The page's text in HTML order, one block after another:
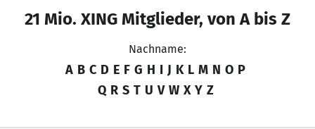
21 Mio. XING Mitglieder, von A bis Z
Nachname:
A B C D E F G H I J K L M N O P
Q R S T U V W X Y Z